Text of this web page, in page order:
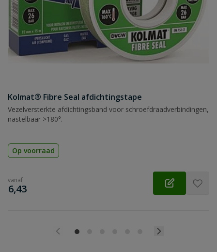
Kolmat® Fibre Seal afdichtingstape
Vezelversterkte afdichtingsband voor schroefdraadverbindingen,
nastelbaar >180°.
Op voorraad
vanaf
€
6,43